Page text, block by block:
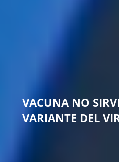
VACUNA NO
VARIANTE DEL